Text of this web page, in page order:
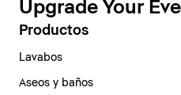
Upgrade Your
Productos
Lavabos
Aseos y baños